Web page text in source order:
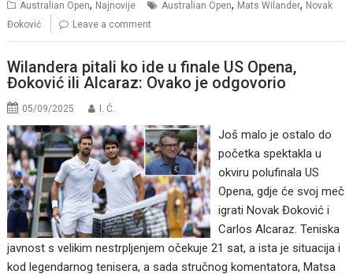
Australian Open, Najnovije Australian Open, Mats Wilander, Novak
Đoković
Leave a comment
Wilandera pitali ko ide u finale US Opena,
Đoković ili Alcaraz: Ovako je odgovorio
05/09/2025 I. Ć.
Još malo je ostalo do
početka spektakla u
okviru polufinala US
Opena, gdje će svoj meč
igrati Novak Đoković i
Carlos Alcaraz. Teniska
javnost s velikim nestrpljenjem očekuje 21 sat, a ista je situacija i
kod legendarnog tenisera, a sada stručnog komentatora, Matsa